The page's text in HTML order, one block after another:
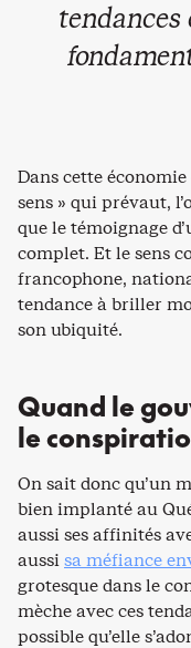
Dans cette
sens » qui prévaut,
que le témoignage
complet. Et le sens
francophone,
tendance à briller
son ubiquité.
Quand le
le
On sait donc qu’un
bien implanté au
aussi ses affinités
aussisa méfiance
grotesque dans le
mèche avec ces
possible qu’elle